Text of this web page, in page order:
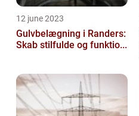
12 june 2023
Gulvbelægning i Randers:
Skab stilfulde og funktio...